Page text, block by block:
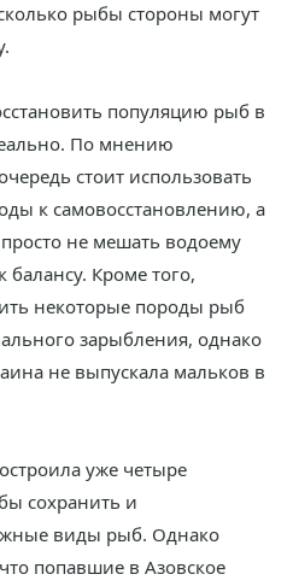
рыбы стороны могут
популяцию рыб в
По мнению
стоит использовать
к самовосстановлению, а
не мешать водоему
Кроме того,
некоторые породы рыб
зарыбления, однако
не выпускала мальков в
уже четыре
сохранить и
виды рыб. Однако
попавшие в Азовское